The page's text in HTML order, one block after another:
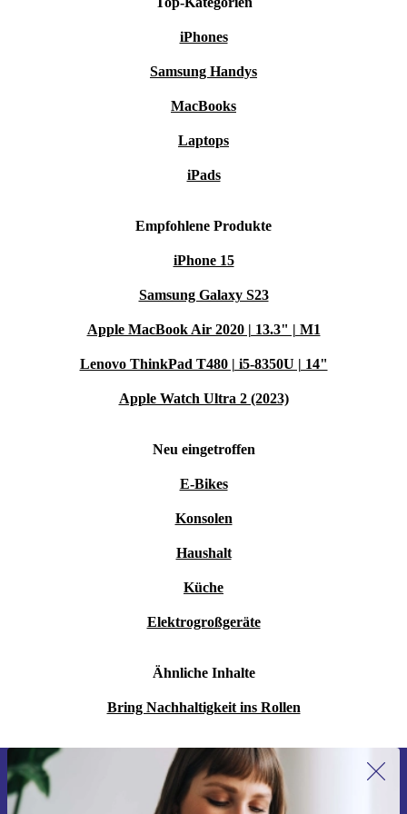
iPhones
Samsung Handys
MacBooks
Laptops
iPads
Empfohlene Produkte
iPhone 15
Samsung Galaxy S23
Apple MacBook Air 2020 | 13.3" | M1
Lenovo ThinkPad T480 | i5-8350U | 14"
Apple Watch Ultra 2 (2023)
Neu eingetroffen
E-Bikes
Konsolen
Haushalt
Küche
Elektrogroßgeräte
Ähnliche Inhalte
Bring Nachhaltigkeit ins Rollen
Erstmals zum Newsletter anmelden,
15 € sparen!